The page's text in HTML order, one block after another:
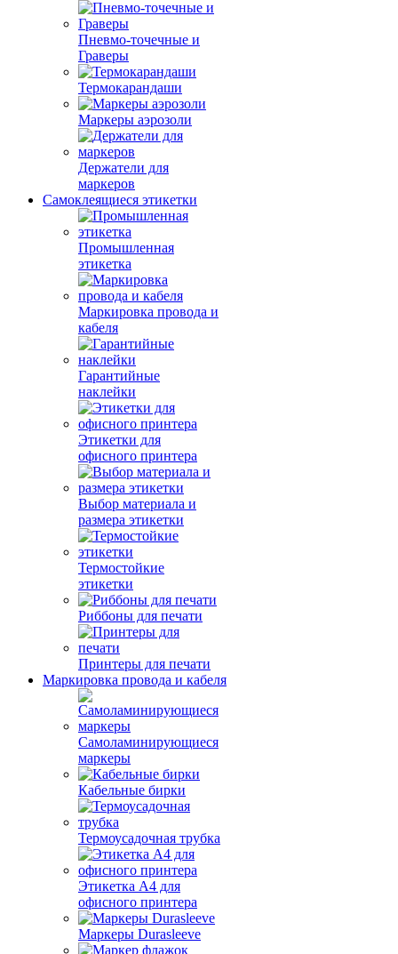
Пневмо-точечные и
Граверы
Термокарандаши
Маркеры аэрозоли
Держатели для
маркеров
Самоклеящиеся этикетки
Промышленная
этикетка
Маркировка провода и
кабеля
Гарантийные
наклейки
Этикетки для
офисного принтера
Выбор материала и
размера этикетки
Термостойкие
этикетки
Риббоны для печати
Принтеры для печати
Маркировка провода и кабеля
Самоламинирующиеся
маркеры
Кабельные бирки
Термоусадочная трубка
Этикетка А4 для
офисного принтера
Маркеры Durasleeve